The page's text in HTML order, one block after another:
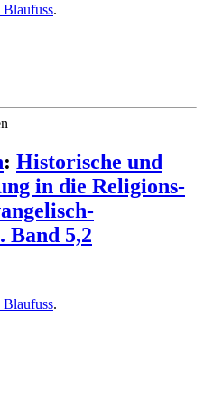
.
: Historische und
in die Religions-
Band 5,2
.